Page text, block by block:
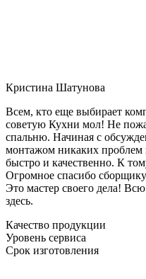
Кристина Шатунова
Всем, кто еще выбирает
советую Кухни мол! Не
спальню. Начиная с
монтажом никаких проблем
быстро и качественно. К
Огромное спасибо сборщику
Это мастер своего дела! Всю
здесь.
Качество продукции
Уровень сервиса
Срок изготовления